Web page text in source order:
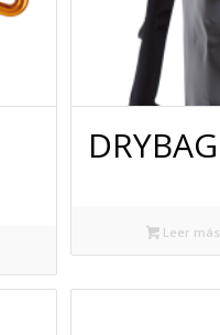
DRYBAG
Leer más